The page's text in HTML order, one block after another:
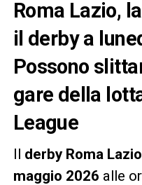
Roma Lazio,
il derby a
Possono
gare della
League
Il derby Roma Lazio
maggio 2026 alle